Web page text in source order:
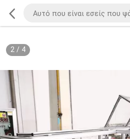
2/ 4